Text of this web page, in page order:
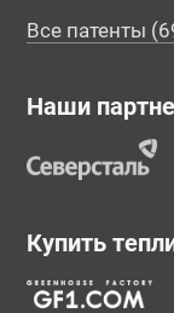
Все патенты
Наши
Купить